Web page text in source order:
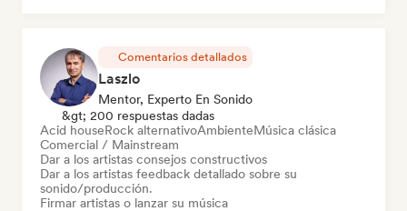
Comentarios detallados
Laszlo
Mentor, Experto En Sonido
&gt; 200 respuestas dadas
Acid houseRock alternativoAmbienteMúsica clásica
Comercial / Mainstream
Dar a los artistas consejos constructivos
Dar a los artistas feedback detallado sobre su
sonido/producción.
Firmar artistas o lanzar su música